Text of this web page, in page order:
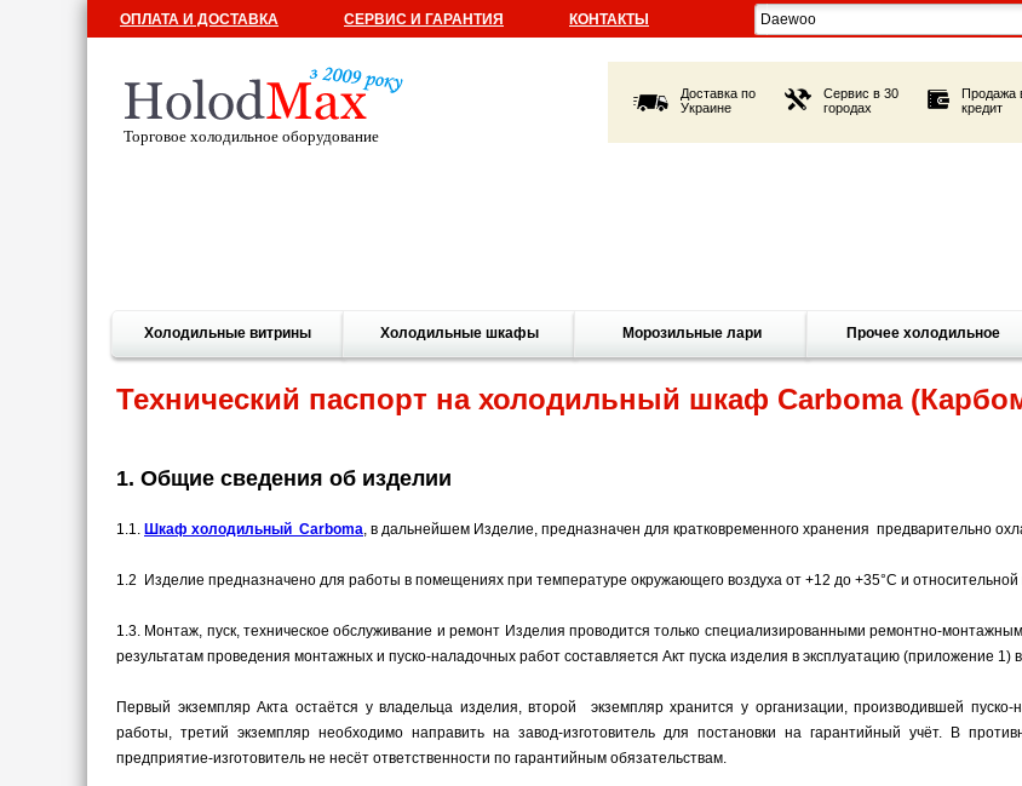
ОПЛАТА И ДОСТАВКА СЕРВИС И ГАРАНТИЯ КОНТАКТЫ
Торговое холодильное оборудование
Доставка по
Украине
Сервис в 30
городах
Продажа
кредит
Холодильные витрины Холодильные шкафы Морозильные лари Прочее холодильное
Технический паспорт на холодильный шкаф Carboma
1. Общие сведения об изделии
1.1. Шкаф холодильный Carboma, в дальнейшем Изделие, предназначен для кратковременного хранения предварительно
1.2 Изделие предназначено для работы в помещениях при температуре окружающего воздуха от +12 до +35°С и
1.3. Монтаж, пуск, техническое обслуживание и ремонт Изделия проводится только специализированными ремонтно-
результатам проведения монтажных и пуско-наладочных работ составляется Акт пуска изделия в эксплуатацию (приложение 1)
Первый экземпляр Акта остаётся у владельца изделия, второй экземпляр хранится у организации, производившей пуско-
работы, третий экземпляр необходимо направить на завод-изготовитель для постановки на гарантийный учёт. В
предприятие-изготовитель не несёт ответственности по гарантийным обязательствам.